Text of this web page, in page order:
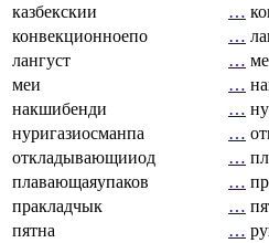
казбекскии
…
конвекционноепо
…
лангуст
…
меи
…
накшибенди
…
нуригазиосманпа
…
откладывающииод
…
плавающаяупаков
…
пракладчык
…
пятна
…